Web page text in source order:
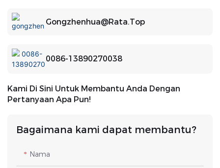
Gongzhenhua@rata.top
0086-13890270038
Kami Di Sini Untuk Membantu Anda Dengan
Pertanyaan Apa Pun!
Bagaimana kami dapat membantu?
Nama